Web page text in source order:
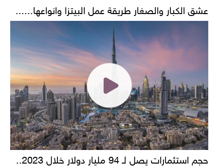
عشق الكبار والصغار طريقة عمل البيتزا وانواعها......